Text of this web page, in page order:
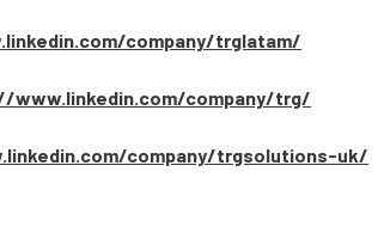
company/trglatam/
www.linkedin.com/company/trg/
company/trgsolutions-uk/